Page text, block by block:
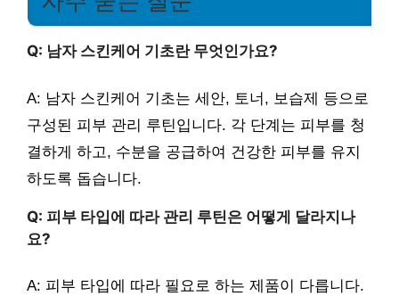
Q: 남자 스킨케어 기초란 무엇인가요?
A: 남자 스킨케어 기초는 세안, 토너, 보습제 등으로
구성된 피부 관리 루틴입니다. 각 단계는 피부를 청
결하게 하고, 수분을 공급하여 건강한 피부를 유지
하도록 돕습니다.
Q: 피부 타입에 따라 관리 루틴은 어떻게 달라지나
요?
A: 피부 타입에 따라 필요로 하는 제품이 다릅니다.